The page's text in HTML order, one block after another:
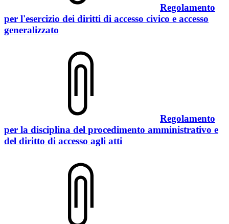
Regolamento
per l'esercizio dei diritti di accesso civico e accesso
generalizzato
Regolamento
per la disciplina del procedimento amministrativo e
del diritto di accesso agli atti